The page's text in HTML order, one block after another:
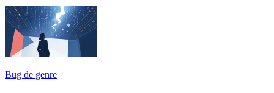
Bug de genre